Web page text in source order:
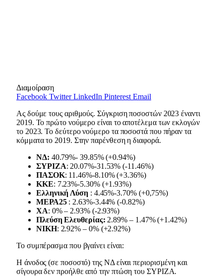
Διαμοίραση
Facebook Twitter LinkedIn Pinterest Email
Ας δούμε τους αριθμούς. Σύγκριση ποσοστών 2023 έναντι
2019. Το πρώτο νούμερο είναι το αποτέλεμα των εκλογών
το 2023. Το δεύτερο νούμερο τα ποσοστά που πήραν τα
κόμματα το 2019. Στην παρένθεση η διαφορά.
NΔ: 40.79%- 39.85% (+0.94%)
ΣΥΡΙΖΑ: 20.07%-31.53% (-11.46%)
ΠΑΣΟΚ: 11.46%-8.10% (+3.36%)
ΚΚΕ: 7.23%-5.30% (+1.93%)
Ελληνική Λύση: 4.45%-3.70% (+0,75%)
ΜΕΡΑ25 : 2.63%-3.44% (-0.82%)
ΧΑ: 0% – 2.93% (-2.93%)
Πλεύση Ελευθερίας: 2.89% – 1.47% (+1.42%)
NΙΚΗ: 2.92% – 0% (+2.92%)
To συμπέρασμα που βγαίνει είναι:
Η άνοδος (σε ποσοστό) της ΝΔ είναι περιορισμένη και
σίγουρα δεν προήλθε από την πτώση του ΣΥΡΙΖΑ.